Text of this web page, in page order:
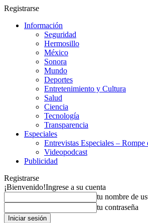
Registrarse
Información
Seguridad
Hermosillo
México
Sonora
Mundo
Deportes
Entretenimiento y Cultura
Salud
Ciencia
Tecnología
Transparencia
Especiales
Entrevistas Especiales – Rompe
Videopodcast
Publicidad
Registrarse
¡Bienvenido!Ingrese a su cuenta
tu nombre de
tu contraseña